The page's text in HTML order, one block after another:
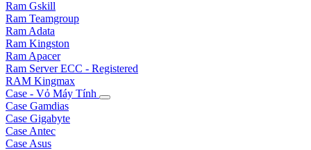
Ram Gskill
Ram Teamgroup
Ram Adata
Ram Kingston
Ram Apacer
Ram Server ECC - Registered
RAM Kingmax
Case - Vỏ Máy Tính
Case Gamdias
Case Gigabyte
Case Antec
Case Asus